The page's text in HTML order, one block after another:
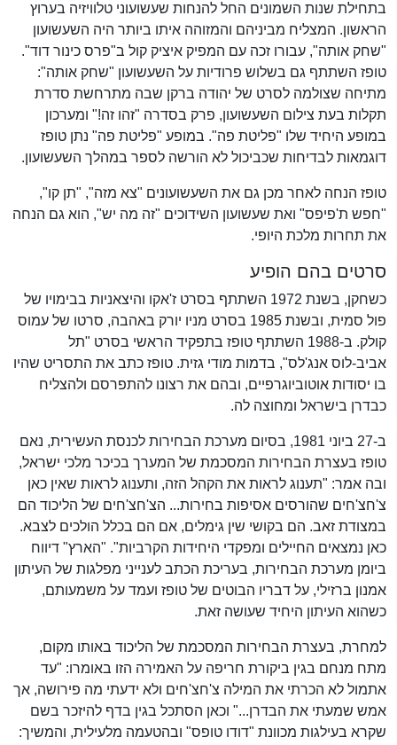
בתחילת שנות השמונים החל להנחות שעשועוני טלוויזיה בערוץ
הראשון. המצליח מביניהם והמזוהה איתו ביותר היה השעשועון
"שחק אותה", עבורו זכה עם המפיק איציק קול ב"פרס כינור דוד".
טופז השתתף גם בשלוש פרודיות על השעשועון "שחק אותה":
מתיחה שצולמה לסרט של יהודה ברקן שבה מתרחשת סדרת
תקלות בעת צילום השעשועון, פרק בסדרה "זהו זה!" ומערכון
במופע היחיד שלו "פליטת פה". במופע "פליטת פה" נתן טופז
דוגמאות לבדיחות שכביכול לא הורשה לספר במהלך השעשועון.
טופז הנחה לאחר מכן גם את השעשועונים "צא מזה", "תן קו",
"חפש ת'פיפס" ואת שעשועון השידוכים "זה מה יש", הוא גם הנחה
את תחרות מלכת היופי.
סרטים בהם הופיע
כשחקן, בשנת 1972 השתתף בסרט ז'אקו והיצאניות בבימויו של
פול סמית, ובשנת 1985 בסרט מניו יורק באהבה, סרטו של עמוס
קולק. ב-1988 השתתף טופז בתפקיד הראשי בסרט "תל
אביב-לוס אנג'לס", בדמות מודי גזית. טופז כתב את התסריט שהיו
בו יסודות אוטוביוגרפיים, ובהם את רצונו להתפרסם ולהצליח
כבדרן בישראל ומחוצה לה.
ב-27 ביוני 1981, בסיום מערכת הבחירות לכנסת העשירית, נאם
טופז בעצרת הבחירות המסכמת של המערך בכיכר מלכי ישראל,
ובה אמר: "תענוג לראות את הקהל הזה, ותענוג לראות שאין כאן
צ'חצ'חים שהורסים אסיפות בחירות... הצ'חצ'חים של הליכוד הם
במצודת זאב. הם בקושי שין גימלים, אם הם בכלל הולכים לצבא.
כאן נמצאים החיילים ומפקדי היחידות הקרביות". "הארץ" דיווח
ביומן מערכת הבחירות, בעריכת הכתב לענייני מפלגות של העיתון
אמנון ברזילי, על דבריו הבוטים של טופז ועמד על משמעותם,
כשהוא העיתון היחיד שעושה זאת.
למחרת, בעצרת הבחירות המסכמת של הליכוד באותו מקום,
מתח מנחם בגין ביקורת חריפה על האמירה הזו באומרו: "עד
אתמול לא הכרתי את המילה צ'חצ'חים ולא ידעתי מה פירושה, אך
אמש שמעתי את הבדרן..." וכאן הסתכל בגין בדף להיזכר בשם
שקרא בעילגות מכוונת "דודו טופס" ובהטעמה מלעילית, והמשיך: